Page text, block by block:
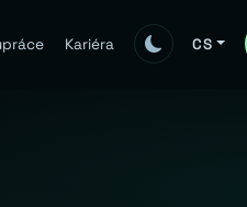
Kariéra CS